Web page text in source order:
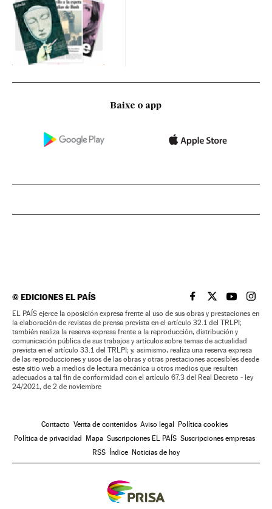
Baixe o app
©EDICIONES EL PAÍS EL PAÍS BRASIL EN
EL PAÍSEL PAÍS
EL
EL PAÍS ejerce la oposición expresa frente al uso de sus obras y prestaciones en
la elaboración de revistas de prensa prevista en el artículo 32.1 del TRLPI;
también realiza la reserva expresa frente a la reproducción, distribución y
comunicación pública de sus trabajos y artículos sobre temas de actualidad
prevista en el artículo 33.1 del TRLPI; y, asimismo, realiza una reserva expresa
de las reproducciones y usos de las obras y otras prestaciones accesibles desde
este sitio web a medios de lectura mecánica u otros medios que resulten
adecuados a tal fin de conformidad con el artículo 67.3 del Real Decreto - ley
24/2021, de 2 de noviembre
Contacto Venta de contenidos Aviso legal Política cookies
Política de privacidad Mapa Suscripciones EL PAÍS Suscripciones empresas
RSS Índice Noticias de hoy